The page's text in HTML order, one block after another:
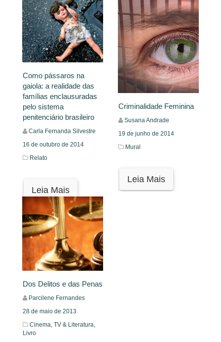
Como pássaros na
gaiola: a realidade das
famílias enclausuradas
pelo sistema
penitenciário brasileiro
Carla Fernanda Silvestre
16 de outubro de 2014
Relato
Leia Mais
Criminalidade Feminina
Susana Andrade
19 de junho de 2014
Mural
Leia Mais
Dos Delitos e das Penas
Parcilene Fernandes
28 de maio de 2013
Cinema, TV & Literatura,
Livro